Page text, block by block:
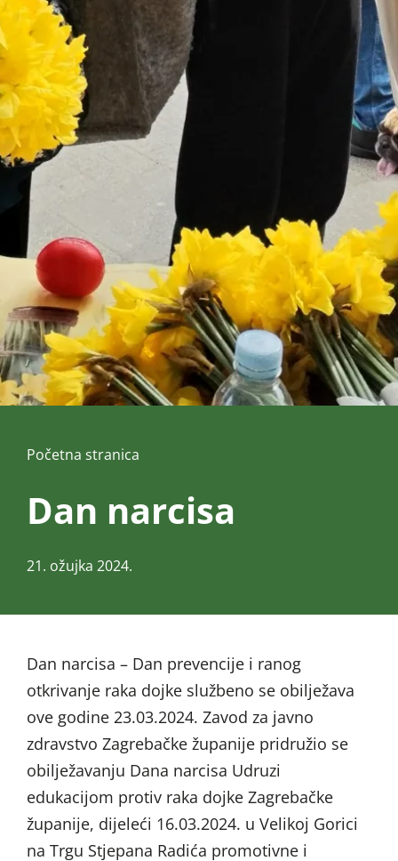
Početna stranica
Dan narcisa
21. ožujka 2024.
Dan narcisa – Dan prevencije i ranog
otkrivanje raka dojke službeno se obilježava
ove godine 23.03.2024. Zavod za javno
zdravstvo Zagrebačke županije pridružio se
obilježavanju Dana narcisa Udruzi
edukacijom protiv raka dojke Zagrebačke
županije, dijeleći 16.03.2024. u Velikoj Gorici
na Trgu Stjepana Radića promotivne i